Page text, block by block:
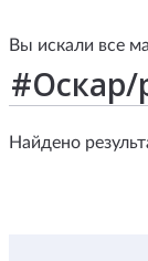
Вы искали все
Найдено